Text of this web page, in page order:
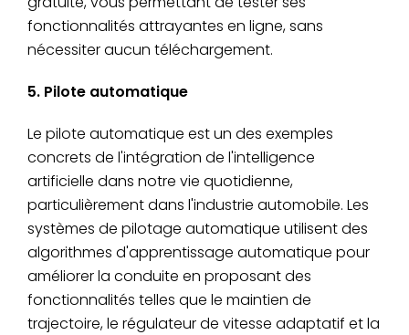
fonctionnalités attrayantes en ligne, sans
nécessiter aucun téléchargement.
5. Pilote automatique
Le pilote automatique est un des exemples
concrets de l'intégration de l'intelligence
artificielle dans notre vie quotidienne,
particulièrement dans l'industrie automobile. Les
systèmes de pilotage automatique utilisent des
algorithmes d'apprentissage automatique pour
améliorer la conduite en proposant des
fonctionnalités telles que le maintien de
trajectoire, le régulateur de vitesse adaptatif et la